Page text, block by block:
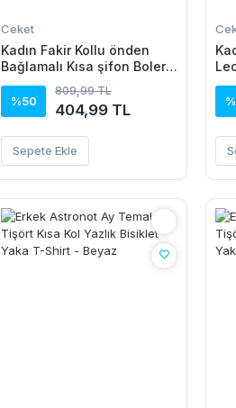
Ceket
Kadın Fakir Kollu önden
Bağlamalı Kısa şifon Bolero
Ceket
%50
809,99 TL
404,99 TL
Sepete Ekle